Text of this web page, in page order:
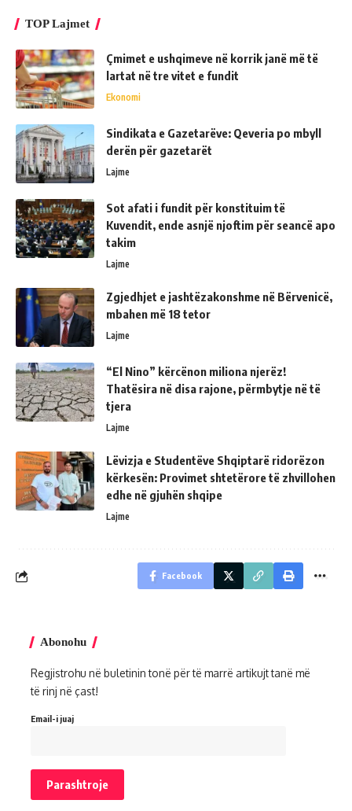
TOP Lajmet
Çmimet e ushqimeve në korrik janë më të
lartat në tre vitet e fundit
Ekonomi
Sindikata e Gazetarëve: Qeveria po mbyll
derën për gazetarët
Lajme
Sot afati i fundit për konstituim të
Kuvendit, ende asnjë njoftim për seancë apo
takim
Lajme
Zgjedhjet e jashtëzakonshme në Bërvenicë,
mbahen më 18 tetor
Lajme
“El Nino” kërcënon miliona njerëz!
Thatësira në disa rajone, përmbytje në të
tjera
Lajme
Lëvizja e Studentëve Shqiptarë ridorëzon
kërkesën: Provimet shtetërore të zhvillohen
edhe në gjuhën shqipe
Lajme
Facebook
Abonohu
Regjistrohu në buletinin tonë për të marrë artikujt tanë më
të rinj në çast!
Email-i juaj